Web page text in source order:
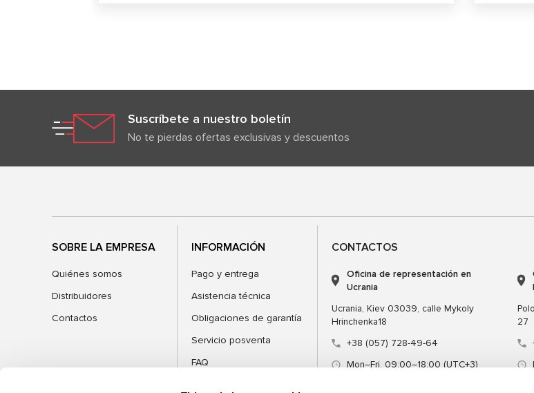
Suscríbete a nuestro boletín
No te pierdas ofertas exclusivas y descuentos
SOBRE LA EMPRESA
Quiénes somos
Distribuidores
Contactos
INFORMACIÓN
Pago y entrega
Asistencia técnica
Obligaciones de garantía
Servicio posventa
FAQ
CONTACTOS
Oficina de representación en
Ucrania
Ucrania, Kiev 03039, calle Mykoly
Hrinchenka18
+38 (057) 728-49-64
Mon–Fri, 09:00–18:00 (UTC+3)
27